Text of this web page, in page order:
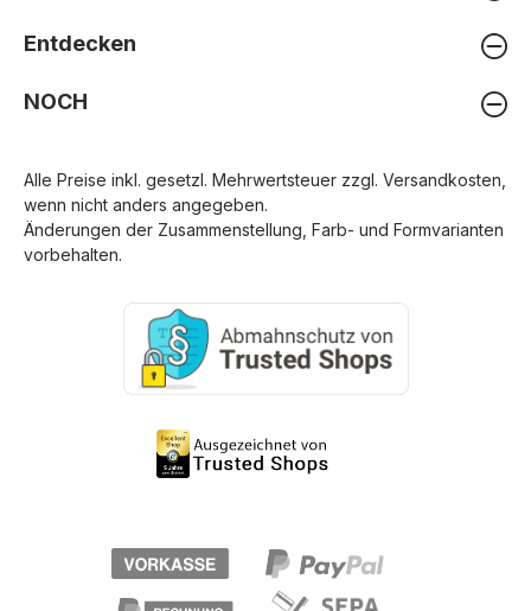
Entdecken
NOCH
Alle Preise inkl. gesetzl. Mehrwertsteuer zzgl. Versandkosten
wenn nicht anders angegeben.
Änderungen der Zusammenstellung, Farb- und Formvarianten
vorbehalten.